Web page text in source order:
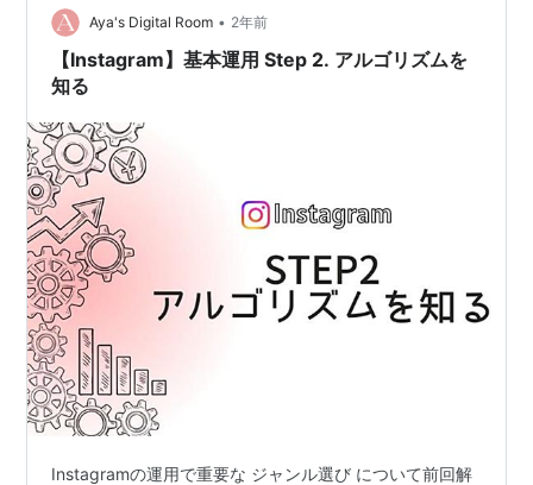
Aya's Digital Room • 2年前
【Instagram】基本運用 Step 2. アルゴリズムを
知る
Instagramの運用で重要な ジャンル選び について前回解